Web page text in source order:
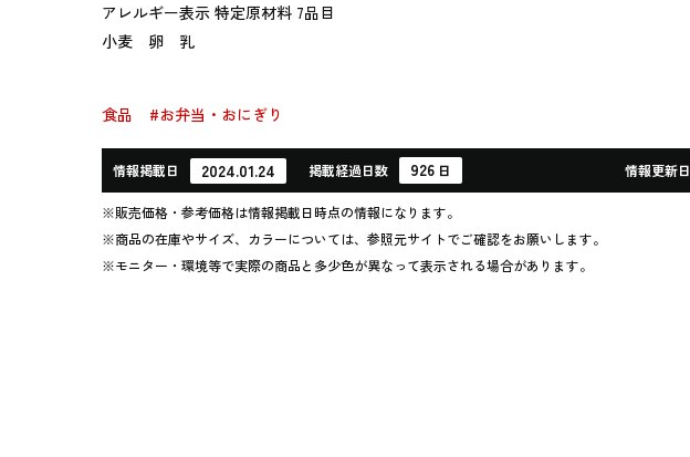
アレルギー表示 特定原材料 7品目
小麦 卵 乳
食品 #お弁当・おにぎり
情報掲載日 2024.01.24 掲載経過日数 926 日 情報更新日
※販売価格・参考価格は情報掲載日時点の情報になります。
※商品の在庫やサイズ、カラーについては、参照元サイトでご確認をお願いします。
※モニター・環境等で実際の商品と多少色が異なって表示される場合があります。